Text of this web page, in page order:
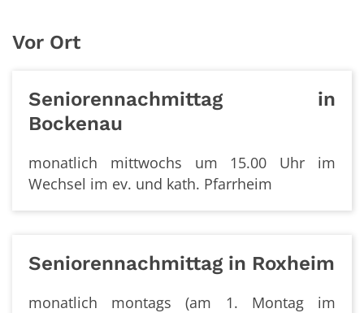
Vor Ort
Seniorennachmittag in
Bockenau
monatlich mittwochs um 15.00 Uhr im
Wechsel im ev. und kath. Pfarrheim
Seniorennachmittag in Roxheim
monatlich montags (am 1. Montag im